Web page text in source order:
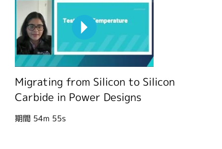
Migrating from Silicon to Silicon
Carbide in Power Designs
期間 54m 55s